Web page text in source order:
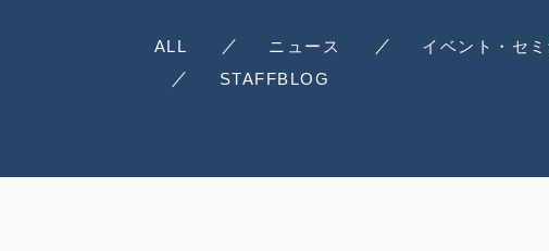
ALL ニュース イベント・セミ
STAFFBLOG